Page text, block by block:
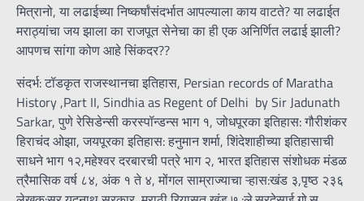
मित्रानो, या लढाईच्या निष्कर्षांसंदर्भात आपल्याला काय वाटते? या लढाईत
मराठ्यांचा जय झाला का राजपूत सेनेचा का ही एक अनिर्णित लढाई झाली?
आपणच सांगा कोण आहे सिंकदर??
संदर्भ: टॉडकृत राजस्थानचा इतिहास, Persian records of Maratha
History ,Part II, Sindhia as Regent of Delhi by Sir Jadunath
Sarkar, पुणे रेसिडेन्सी करस्पॉन्डन्स भाग १, जोधपूरका इतिहास: गौरीशंकर
हिराचंद ओझा, जयपूरका इतिहास: हनुमान शर्मा, शिंदेशाहीच्या इतिहासाची
साधने भाग १२,महेश्वर दरबारची पत्रे भाग २, भारत इतिहास संशोधक मंडळ
त्रैमासिक वर्ष ८४, अंक १ ते ४, मोंगल साम्राज्याचा ऱ्हास:खंड ३,पृष्ठ २३६